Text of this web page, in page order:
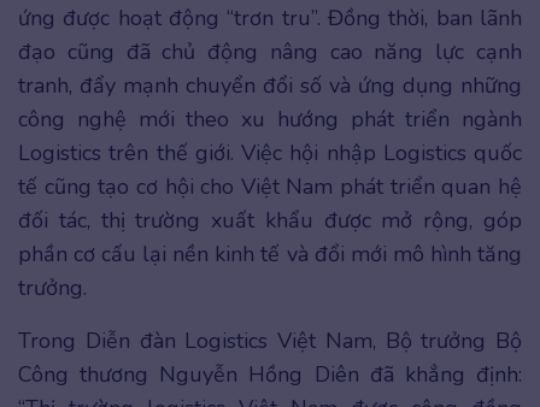
ứng được hoạt động “trơn tru”. Đồng thời, ban lãnh
đạo cũng đã chủ động nâng cao năng lực cạnh
tranh, đẩy mạnh chuyển đổi số và ứng dụng những
công nghệ mới theo xu hướng phát triển ngành
Logistics trên thế giới. Việc hội nhập Logistics quốc
tế cũng tạo cơ hội cho Việt Nam phát triển quan hệ
đối tác, thị trường xuất khẩu được mở rộng, góp
phần cơ cấu lại nền kinh tế và đổi mới mô hình tăng
trưởng.
Trong Diễn đàn Logistics Việt Nam, Bộ trưởng Bộ
Công thương Nguyễn Hồng Diên đã khẳng định: